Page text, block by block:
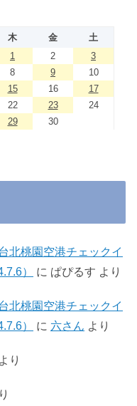
木 金
土
1
2
3
8 9
10
15 16
17
22 23
24
29 30
桃園空港チェックイ
）
に ぱぴるす より
桃園空港チェックイ
）
に 六さん より
より